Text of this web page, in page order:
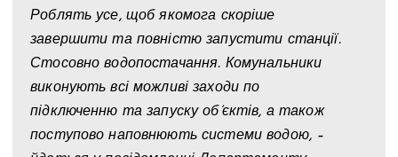
Роблять усе, щоб якомога скоріше
завершити та повністю запустити станції.
Стосовно водопостачання. Комунальники
виконують всі можливі заходи по
підключенню та запуску об’єктів, а також
поступово наповнюють системи водою, –